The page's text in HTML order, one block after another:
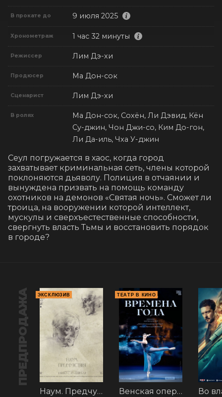
В прокате до 9 июля 2025
Хронометраж 1 час 32 минуты
Режиссер Лим Дэ-хи
Продюсер Ма Дон-сок
Сценарист Лим Дэ-хи
В ролях
Ма Дон-сок, Сохён, Ли Дэвид, Кён
Су-джин, Чон Джи-со, Ким До-гон,
Ли Да-иль, Чха У-джин
Сеул погружается в хаос, когда город
захватывает криминальная сеть, члены которой
поклоняются дьяволу. Полиция в отчаянии и
вынуждена призвать на помощь команду
охотников на демонов «Святая ночь». Сможет ли
троица, на вооружении которой интеллект,
мускулы и сверхъестественные способности,
свергнуть власть Тьмы и восстановить порядок
в городе?
ПРЕДПРОДАЖА ЭКСКЛЮЗИВ
Наум. Предчувствия
ТЕАТР В КИНО
Венская опера: Времена года